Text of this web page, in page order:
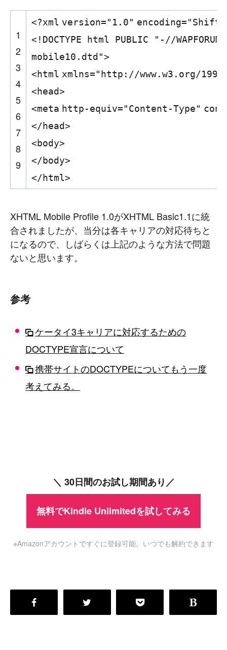
1
2
3
4
5
6
7
8
9
<?xml version="1.0" encoding=
<!DOCTYPE html PUBLIC "-//
mobile10.dtd">
<html xmlns="http://www.w3.org/
<head>
<meta http-equiv="Content-Type"
</head>
<body>
</body>
</html>
XHTML Mobile Profile 1.0がXHTML Basic1.1に統
合されましたが、当分は各キャリアの対応待ちと
になるので、しばらくは上記のような方法で問題
ないと思います。
参考
ケータイ3キャリアに対応するための
DOCTYPE宣言について
携帯サイトのDOCTYPEについてもう一度
考えてみる。
＼ 30日間のお試し期間あり／
無料でKindle Unlimitedを試してみる
※Amazonアカウントですぐに登録可能。いつでも解約できます